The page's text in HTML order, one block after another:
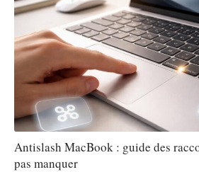
Antislash MacBook : guide des
pas manquer